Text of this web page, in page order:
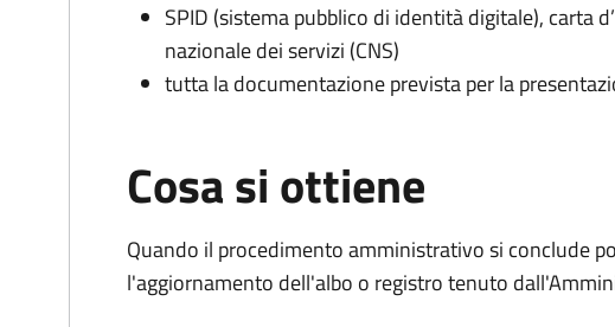
SPID (sistema pubblico di identità digitale), carta
nazionale dei servizi (CNS)
tutta la documentazione prevista per la
Cosa si ottiene
Quando il procedimento amministrativo si conclude
l'aggiornamento dell'albo o registro tenuto